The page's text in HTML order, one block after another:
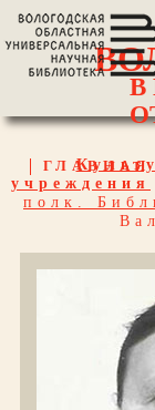
В
ГЛАВНАЯ
учреждения
полк.